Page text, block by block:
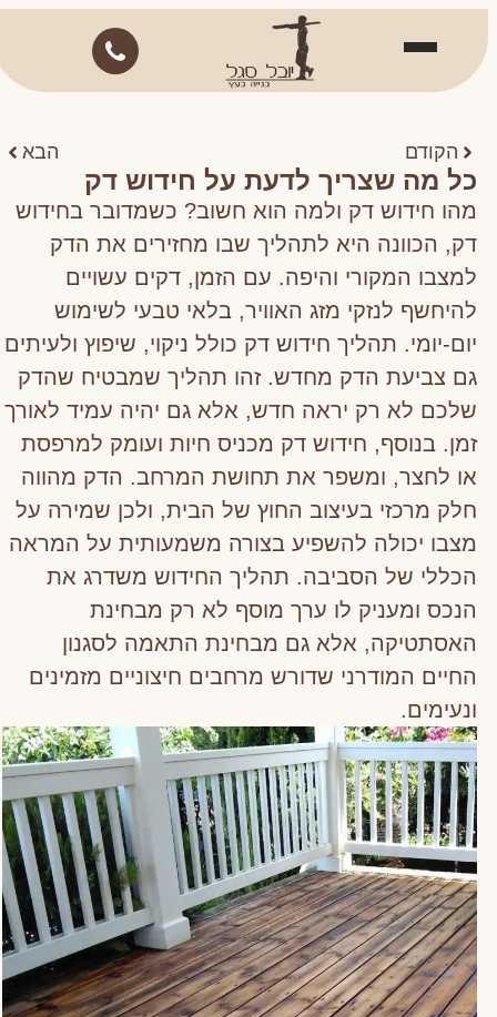
הקודם הבא
כל מה שצריך לדעת על חידוש דק
מהו חידוש דק ולמה הוא חשוב? כשמדובר בחידוש
דק, הכוונה היא לתהליך שבו מחזירים את הדק
למצבו המקורי והיפה. עם הזמן, דקים עשויים
להיחשף לנזקי מזג האוויר, בלאי טבעי לשימוש
יום-יומי. תהליך חידוש דק כולל ניקוי, שיפוץ ולעיתים
גם צביעת הדק מחדש. זהו תהליך שמבטיח שהדק
שלכם לא רק יראה חדש, אלא גם יהיה עמיד לאורך
זמן. בנוסף, חידוש דק מכניס חיות ועומק למרפסת
או לחצר, ומשפר את תחושת המרחב. הדק מהווה
חלק מרכזי בעיצוב החוץ של הבית, ולכן שמירה על
מצבו יכולה להשפיע בצורה משמעותית על המראה
הכללי של הסביבה. תהליך החידוש משדרג את
הנכס ומעניק לו ערך מוסף לא רק מבחינת
האסתטיקה, אלא גם מבחינת התאמה לסגנון
החיים המודרני שדורש מרחבים חיצוניים מזמינים
ונעימים.